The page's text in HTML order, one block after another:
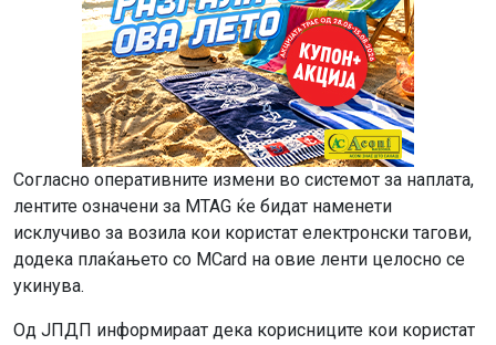
Согласно оперативните измени во системот за наплата,
лентите означени за MTAG ќе бидат наменети
исклучиво за возила кои користат електронски тагови,
додека плаќањето со MCard на овие ленти целосно се
укинува.
Од ЈПДП информираат дека корисниците кои користат